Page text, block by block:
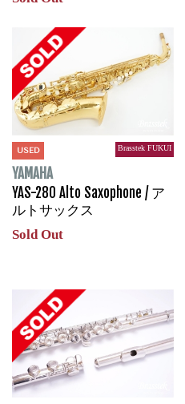
USED Brasstek FUKUI
YAMAHA
YAS-280 Alto Saxophone / ア
ルトサックス
Sold Out